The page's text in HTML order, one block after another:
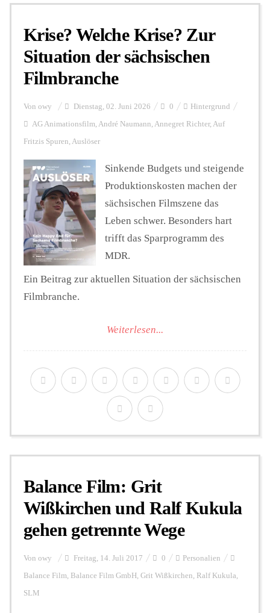
Personalien
Hintergrund
FUNKTURM-Beiträge
Podcast
Seminare
Unterstützen
Krise? Welche Krise? Zur
Situation der sächsischen
Filmbranche
Von owy Dienstag, 02. Juni 2026 0 Hintergrund
AG Animationsfilm, André Naumann, Annegret Richter, Auf
Fritzis Spuren, Auslöser
Sinkende Budgets und steigende
Produktionskosten machen der
sächsischen Filmszene das
Leben schwer. Besonders hart
trifft das Sparprogramm des
MDR.
Ein Beitrag zur aktuellen Situation der sächsischen
Filmbranche.
Weiterlesen...
Balance Film: Grit
Wißkirchen und Ralf Kukula
gehen getrennte Wege
Von owy Freitag, 14. Juli 2017 0 Personalien
Balance Film, Balance Film GmbH, Grit Wißkirchen, Ralf Kukula,
SLM